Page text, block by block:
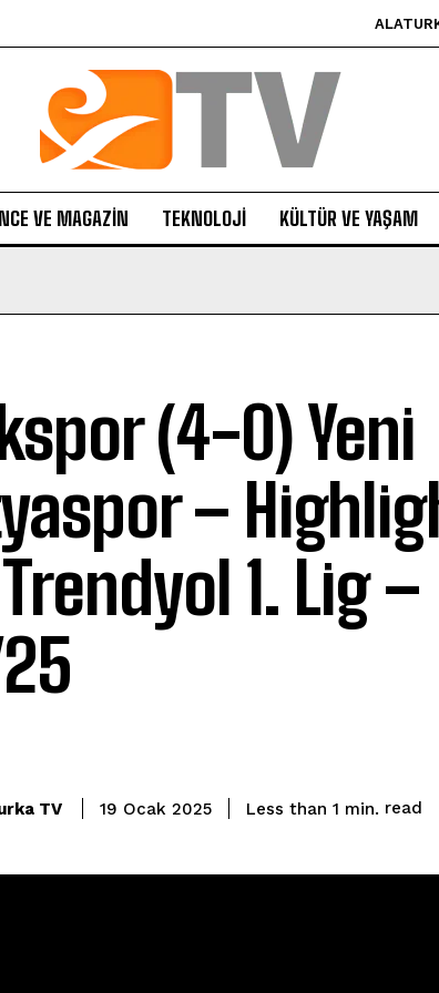
VE MAGAZIN TEKNOLOJI KÜLTÜR VE YAŞAM
(4-0) Yeni
–
1. Lig –
TV 19 Ocak 2025 Less than 1 min. read